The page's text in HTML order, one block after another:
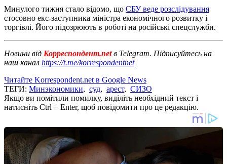
Минулого тижня стало відомо, що СБУ веде розслідування
стосовно екс-заступника міністра економічного розвитку і
торгівлі. Його підозрюють в роботі на російські спецслужби.
Новини від Корреспондент.netв Telegram. Підписуйтесь на
наш канал https://t.me/korrespondentnet
Читайте Korrespondent.net в Google News
ТЕГИ: Минэкономики, суд, арест, СИЗО
Якщо ви помітили помилку, виділіть необхідний текст і
натисніть Ctrl + Enter, щоб повідомити про це редакцію.